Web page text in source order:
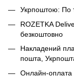
Укрпоштою: По
ROZETKA
безкоштовно
Накладений
пошта,
Онлайн-оплата